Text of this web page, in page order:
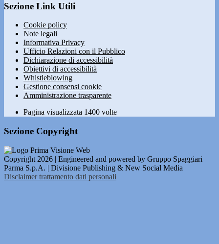
Sezione Link Utili
Cookie policy
Note legali
Informativa Privacy
Ufficio Relazioni con il Pubblico
Dichiarazione di accessibilità
Obiettivi di accessibilità
Whistleblowing
Gestione consensi cookie
Amministrazione trasparente
Pagina visualizzata 1400 volte
Sezione Copyright
Copyright 2026 | Engineered and powered by Gruppo Spaggiari
Parma S.p.A. | Divisione Publishing & New Social Media
Disclaimer trattamento dati personali